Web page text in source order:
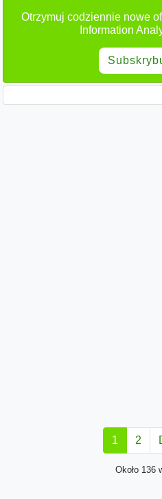
Otrzymuj codziennie nowe
Information
1 2
Około 136